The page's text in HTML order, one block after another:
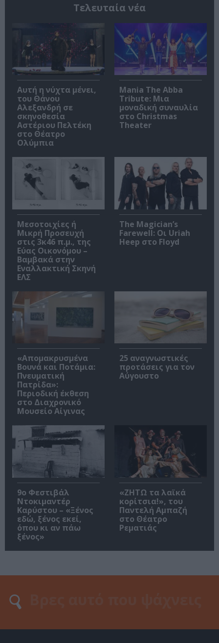
Τελευταία νέα
Αυτή η νύχτα μένει,
του Θάνου
Αλεξανδρή σε
σκηνοθεσία
Αστέριου Πελτέκη
στο Θέατρο
Ολύμπια
Mania The Abba
Tribute: Μια
μοναδική συναυλία
στο Christmas
Theater
Μεσοτοιχίες ή
Μικρή Προσευχή
στις 3κ46 π.μ., της
Εύας Οικονόμου –
Βαμβακά στην
Εναλλακτική Σκηνή
ΕΛΣ
The Magician’s
Farewell: Οι Uriah
Heep στο Floyd
«Απομακρυσμένα
Βουνά και Ποτάμια:
Πνευματική
Πατρίδα»:
Περιοδική έκθεση
στο Διαχρονικό
Μουσείο Αίγινας
25 αναγνωστικές
προτάσεις για τον
Αύγουστο
9ο Φεστιβάλ
Ντοκιμαντέρ
Καρύστου – «Ξένος
εδώ, ξένος εκεί,
όπου κι αν πάω
ξένος»
«ΖΗΤΩ τα λαϊκά
κορίτσια!», του
Παντελή Αμπαζή
στο Θέατρο
Ρεματιάς